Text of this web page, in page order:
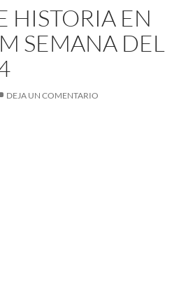
HISTORIA EN
SEMANA DEL
DEJA UN COMENTARIO